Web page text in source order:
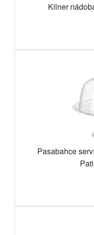
Kilner
Pasabahce